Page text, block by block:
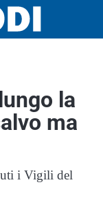
la
ma
i Vigili del